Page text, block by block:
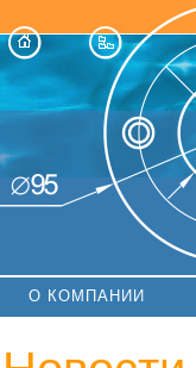
О КОМПАНИИ